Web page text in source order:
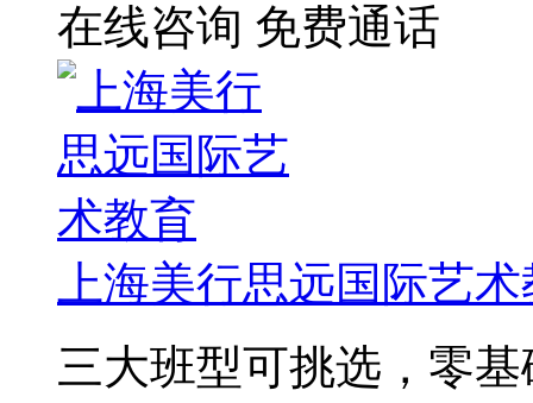
在线咨询 免费通话
上海美行思远国际艺
三大班型可挑选，零